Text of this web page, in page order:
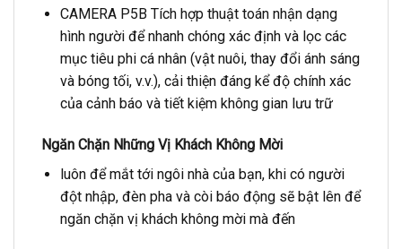
CAMERA P5B Tích hợp thuật toán nhận dạng
hình người để nhanh chóng xác định và lọc các
mục tiêu phi cá nhân (vật nuôi, thay đổi ánh sáng
và bóng tối, v.v.), cải thiện đáng kể độ chính xác
của cảnh báo và tiết kiệm không gian lưu trữ
Ngăn Chặn Những Vị Khách Không Mời
luôn để mắt tới ngôi nhà của bạn, khi có người
đột nhập, đèn pha và còi báo động sẽ bật lên để
ngăn chặn vị khách không mời mà đến